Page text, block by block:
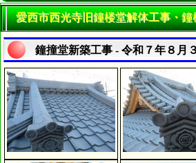
愛西市西光寺旧鐘楼堂解体工事・鐘楼堂新築工事 - 令和７年８月-
鐘撞堂新築工事 - 令和７年８月